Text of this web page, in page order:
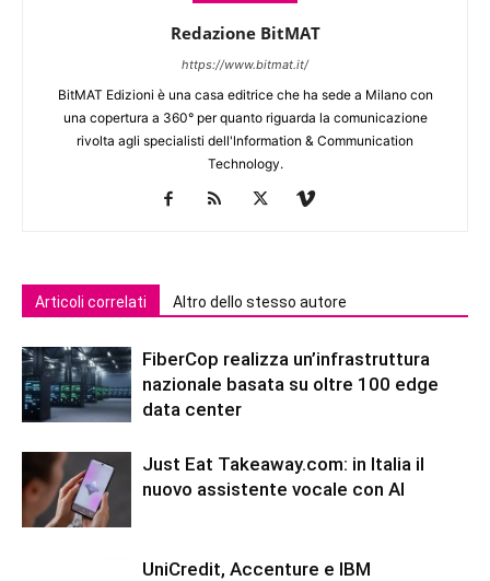
Redazione BitMAT
https://www.bitmat.it/
BitMAT Edizioni è una casa editrice che ha sede a Milano con
una copertura a 360° per quanto riguarda la comunicazione
rivolta agli specialisti dell'lnformation & Communication
Technology.
Articoli correlati Altro dello stesso autore
FiberCop realizza un’infrastruttura
nazionale basata su oltre 100 edge
data center
Just Eat Takeaway.com: in Italia il
nuovo assistente vocale con AI
UniCredit, Accenture e IBM